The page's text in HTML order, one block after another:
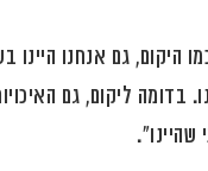
היקום, גם אנחנו היינו
ליקום, גם